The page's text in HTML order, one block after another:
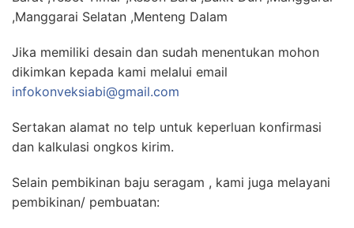
,Manggarai Selatan ,Menteng Dalam
Jika memiliki desain dan sudah menentukan mohon
dikimkan kepada kami melalui email
infokonveksiabi@gmail.com
Sertakan alamat no telp untuk keperluan konfirmasi
dan kalkulasi ongkos kirim.
Selain pembikinan baju seragam , kami juga melayani
pembikinan/ pembuatan: